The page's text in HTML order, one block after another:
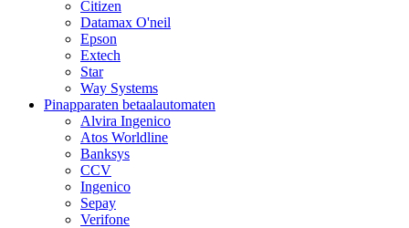
Citizen
Datamax O'neil
Epson
Extech
Star
Way Systems
Pinapparaten betaalautomaten
Alvira Ingenico
Atos Worldline
Banksys
CCV
Ingenico
Sepay
Verifone